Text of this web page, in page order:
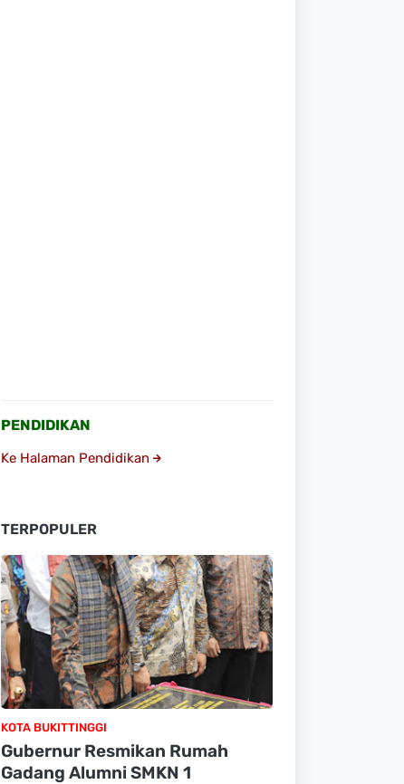
PENDIDIKAN
Ke Halaman Pendidikan
TERPOPULER
KOTA BUKITTINGGI
Gubernur Resmikan Rumah
Gadang Alumni SMKN 1